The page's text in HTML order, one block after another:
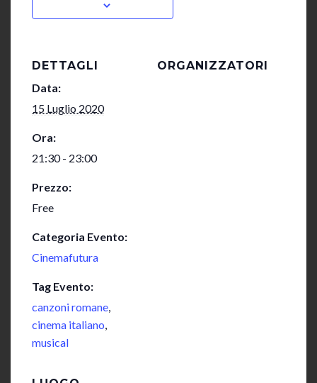
DETTAGLI
Data:
15 Luglio 2020
Ora:
21:30 - 23:00
Prezzo:
Free
Categoria Evento:
Cinemafutura
Tag Evento:
canzoni romane,
cinema italiano,
musical
ORGANIZZATORI